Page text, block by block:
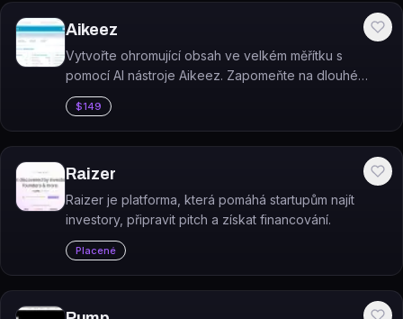
Aikeez
Vytvořte ohromující obsah ve velkém měřítku s
pomocí AI nástroje Aikeez. Zapomeňte na dlouhé
hodiny strávené psaním, tento nástroj vám umožní
vytvářet úchvatné texty rychle a efektivně.
$149
Raizer
Raizer je platforma, která pomáhá startupům najít
investory, připravit pitch a získat financování.
Placené